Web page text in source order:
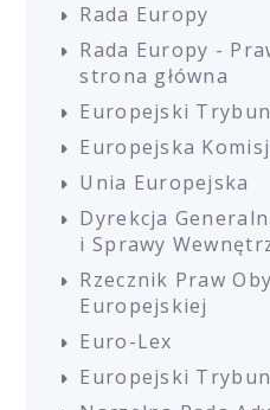
Rada Europy
Rada Europy -
strona główna
Europejski
Europejska
Unia Europejska
Dyrekcja
i Sprawy
Rzecznik Praw
Europejskiej
Euro-Lex
Europejski